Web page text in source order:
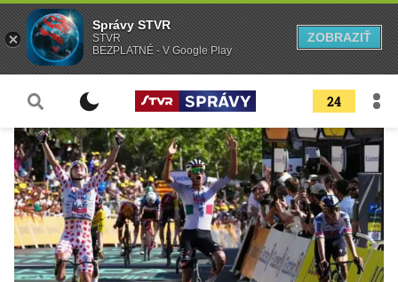
24
Správy STVR
STVR
BEZPLATNÉ - V Google Play
ZOBRAZIŤ